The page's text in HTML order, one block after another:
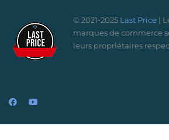
© 2021-2025 Last Price |
marques de commerce
leurs propriétaires